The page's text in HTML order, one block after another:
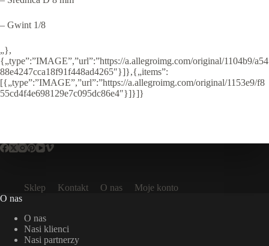
– Gwint 1/8
„},
{„type”:”IMAGE”,”url”:”https://a.allegroimg.com/original/1104b9/a54
88e4247cca18f91f448ad4265″}]},{„items”:
[{„type”:”IMAGE”,”url”:”https://a.allegroimg.com/original/1153e9/f8
55cd4f4e698129e7c095dc86e4″}]}]}
Sklep Kontakt O nas
Moje konto
O nas
O nas
Nasi klienci
Nasi partnerzy